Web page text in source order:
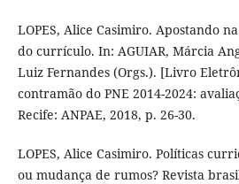
LOPES, Alice Casimiro. Apostando
do currículo. In: AGUIAR, Márcia
Luiz Fernandes (Orgs.). [Livro
contramão do PNE 2014-2024:
Recife: ANPAE, 2018, p. 26-30.
LOPES, Alice Casimiro. Políticas
ou mudança de rumos? Revista